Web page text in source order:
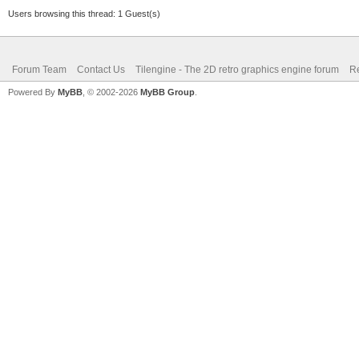
Users browsing this thread: 1 Guest(s)
Forum Team Contact Us Tilengine - The 2D retro graphics engine forum
Powered By MyBB , © 2002-2026 MyBB Group